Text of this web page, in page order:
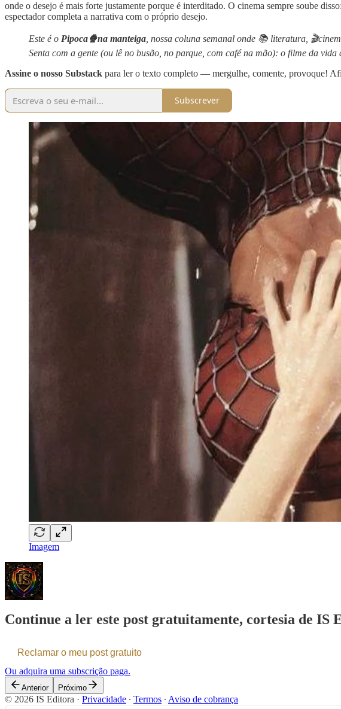
onde o desejo é mais forte justamente porque é interditado. O cinema sempre soube
espectador completa a narrativa com o próprio desejo.
Este é o Pipoca🍿na manteiga , nossa coluna semanal onde 📚 literatura,
Senta com a gente (ou lê no busão, no parque, com café na mão): o filme da vida
Assine o nosso Substack para ler o texto completo — mergulhe, comente, provoque!
Subscrever
Imagem
Continue a ler este post gratuitamente, cortesia de IS
Reclamar o meu post gratuito
Ou adquira uma subscrição paga.
Anterior Próximo
© 2026 IS Editora · Privacidade ∙ Termos ∙ Aviso de cobrança